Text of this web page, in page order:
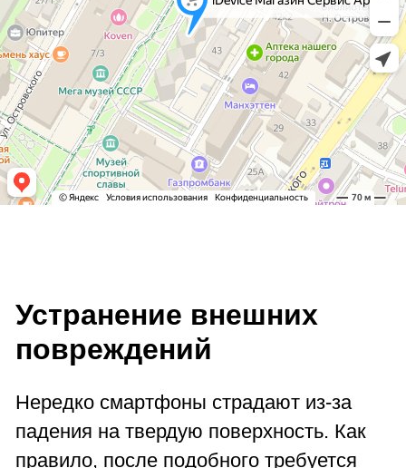
Устранение внешних
повреждений
Нередко смартфоны страдают из-за
падения на твердую поверхность. Как
правило, после подобного требуется